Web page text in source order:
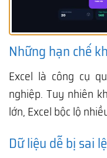
Những hạn chế
Excel là công cụ
nghiệp. Tuy nhiên
lớn, Excel bộc lộ
Dữ liệu dễ bị sai